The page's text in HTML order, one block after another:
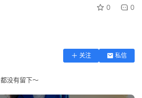
0 0
关注
私信
没有留下～